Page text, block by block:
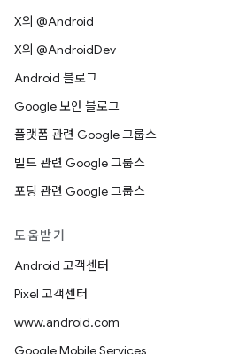
X의 @Android
X의 @AndroidDev
Android 블로그
Google 보안 블로그
플랫폼 관련 Google 그룹스
빌드 관련 Google 그룹스
포팅 관련 Google 그룹스
도움받기
Android 고객센터
Pixel 고객센터
www.android.com
Google Mobile Services